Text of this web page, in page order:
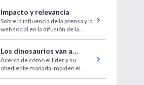
Impacto y relevancia
Sobre la influencia de la prensa y la
web social en la difusión de la
Los dinosaurios van a
desaparecer
Acerca de cómo el líder y su
obediente manada impiden el